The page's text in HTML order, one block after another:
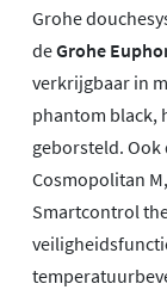
Grohe
deGrohe
verkrijgbaar in
phantom black,
geborsteld. Ook
Cosmopolitan
Smartcontrol